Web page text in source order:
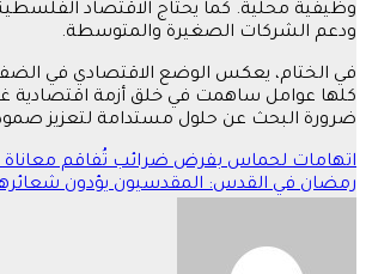
وظيفية محلية. كما يحتاج الاقتصاد
ودعم الشركات الصغيرة والمتوسطة.
في الختام، يعكس الوضع الاقتصادي في الضفة
كلها عوامل ساهمت في خلق أزمة اقتصادية
ضرورة البحث عن حلول مستدامة لتعزيز
تصفّح
المقالات
اتهامات لحماس بفرض ضرائب تُفاقم
رمضان في القدس: المقدسيون يؤدون